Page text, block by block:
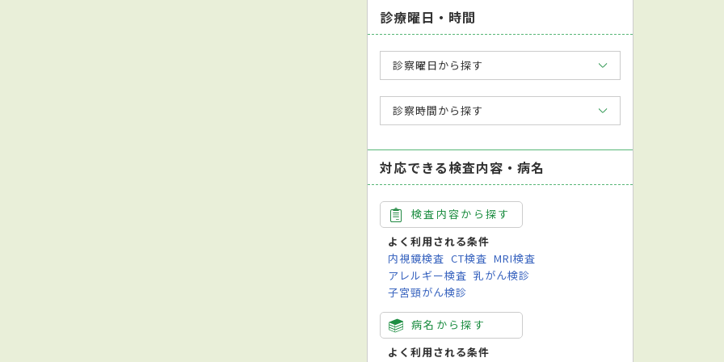
診療曜日・時間
診察曜日から探す
診察時間から探す
対応できる検査内容・病名
検査内容から探す
よく利用される条件
内視鏡検査 CT検査 MRI検査
アレルギー検査 乳がん検診
子宮頸がん検診
病名から探す
よく利用される条件